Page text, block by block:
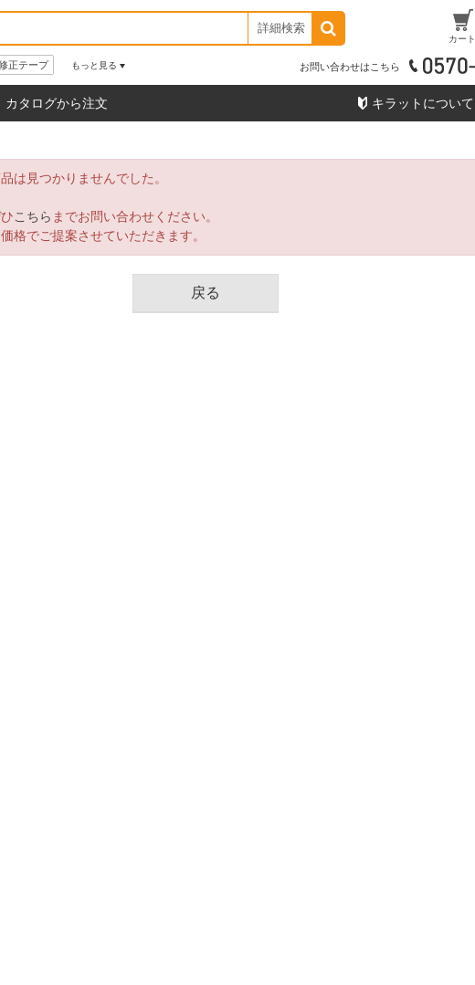
詳細検索
カート
正テープ もっと見る お問い合わせはこちら
カタログから注文 キラットについて
は見つかりませんでした。
こちら までお問い合わせください。
格でご提案させていただきます。
戻る